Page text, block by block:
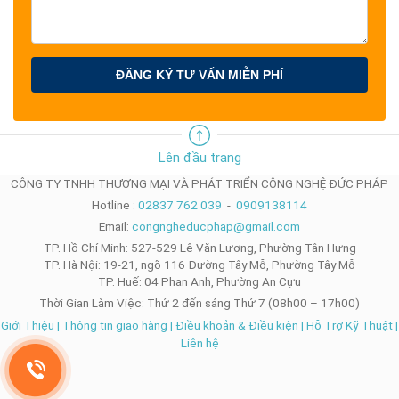
TỔNG QUAN SẢN PHẨM
một bước tiến mới trong công nghệ giáo dục, mang đến trải
nghiệm giảng dạy và học tập trực quan, hiện đại. Nhờ tính
đăng nhập nhanh bằng NFC và SSO
truy cập ngay vào giao diện cá nhân cùng dữ liệu đám mây, tiết
kiệm thời gian và đảm bảo bảo mật.
ViewBoard IFP53 còn hỗ trợghi chú nhanh với 4 màu sắc
hoạt, giúp giáo viên và học sinh dễ dàng ghi lại ý tưởng ngay khi
Vận hành trên nền tảng
lýocta-core mạnh mẽ, RAM 8GB và bộ nhớ ảo 8GB
đến hiệu năng mượt mà, khả năng xử lý đa tác vụ ổn định. Đi
ĐĂNG KÝ TƯ VẤN MIỄN PHÍ
Lên đầu trang
CÔNG TY TNHH THƯƠNG MẠI VÀ PHÁT TRIỂN CÔNG NGHỆ ĐỨC PHÁP
Hotline : 02837 762 039 - 0909138114
Email: congngheducphap@gmail.com
TP. Hồ Chí Minh: 527-529 Lê Văn Lương, Phường Tân Hưng
TP. Hà Nội: 19-21, ngõ 116 Đường Tây Mỗ, Phường Tây Mỗ
TP. Huế: 04 Phan Anh, Phường An Cựu
Thời Gian Làm Việc: Thứ 2 đến sáng Thứ 7 (08h00 – 17h00)
Giới Thiệu | Thông tin giao hàng | Điều khoản & Điều kiện | Hỗ Trợ Kỹ Thuật|
Liên hệ